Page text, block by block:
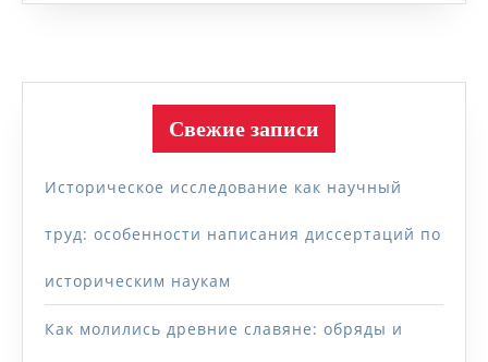
Свежие записи
Историческое исследование как научный
труд: особенности написания диссертаций по
историческим наукам
Как молились древние славяне: обряды и